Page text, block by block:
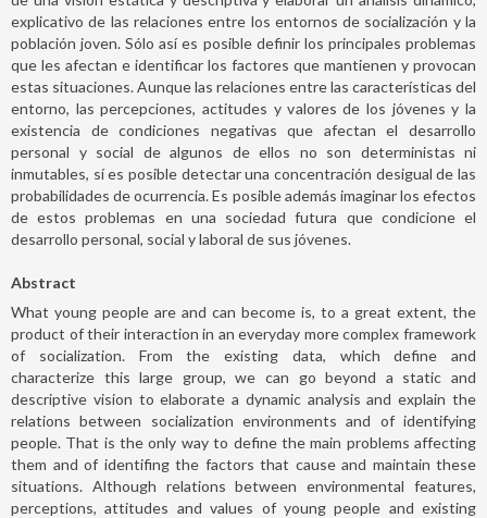
explicativo de las relaciones entre los entornos de socialización y la
población joven. Sólo así es posible definir los principales problemas
que les afectan e identificar los factores que mantienen y provocan
estas situaciones. Aunque las relaciones entre las características del
entorno, las percepciones, actitudes y valores de los jóvenes y la
existencia de condiciones negativas que afectan el desarrollo
personal y social de algunos de ellos no son deterministas ni
inmutables, sí es posible detectar una concentración desigual de las
probabilidades de ocurrencia. Es posible además imaginar los efectos
de estos problemas en una sociedad futura que condicione el
desarrollo personal, social y laboral de sus jóvenes.
Abstract
What young people are and can become is, to a great extent, the
product of their interaction in an everyday more complex framework
of socialization. From the existing data, which define and
characterize this large group, we can go beyond a static and
descriptive vision to elaborate a dynamic analysis and explain the
relations between socialization environments and of identifying
people. That is the only way to define the main problems affecting
them and of identifing the factors that cause and maintain these
situations. Although relations between environmental features,
perceptions, attitudes and values of young people and existing